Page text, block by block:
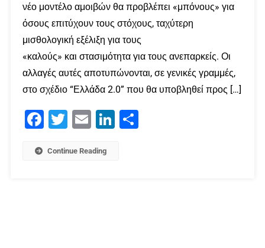
νέο μοντέλο αμοιβών θα προβλέπει «μπόνους» για
όσους επιτύχουν τους στόχους, ταχύτερη
μισθολογική εξέλιξη για τους
«καλούς» και στασιμότητα για τους ανεπαρκείς. Οι
αλλαγές αυτές αποτυπώνονται, σε γενικές γραμμές,
στο σχέδιο “Ελλάδα 2.0” που θα υποβληθεί προς […]
Facebook
Twitter Email LinkedIn
Continue Reading